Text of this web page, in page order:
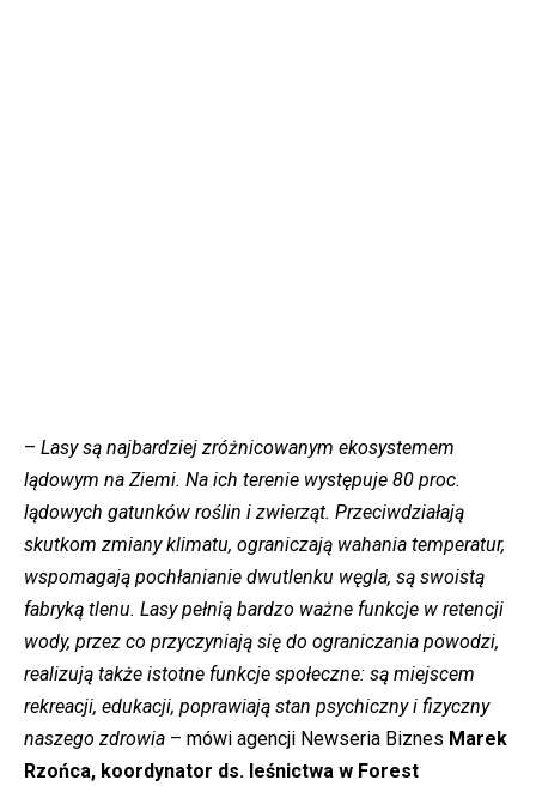
– Lasy są najbardziej zróżnicowanym ekosystemem
lądowym na Ziemi. Na ich terenie występuje 80 proc.
lądowych gatunków roślin i zwierząt. Przeciwdziałają
skutkom zmiany klimatu, ograniczają wahania temperatur,
wspomagają pochłanianie dwutlenku węgla, są swoistą
fabryką tlenu. Lasy pełnią bardzo ważne funkcje w retencji
wody, przez co przyczyniają się do ograniczania powodzi,
realizują także istotne funkcje społeczne: są miejscem
rekreacji, edukacji, poprawiają stan psychiczny i fizyczny
naszego zdrowia – mówi agencji Newseria Biznes Marek
Rzońca, koordynator ds. leśnictwa w Forest